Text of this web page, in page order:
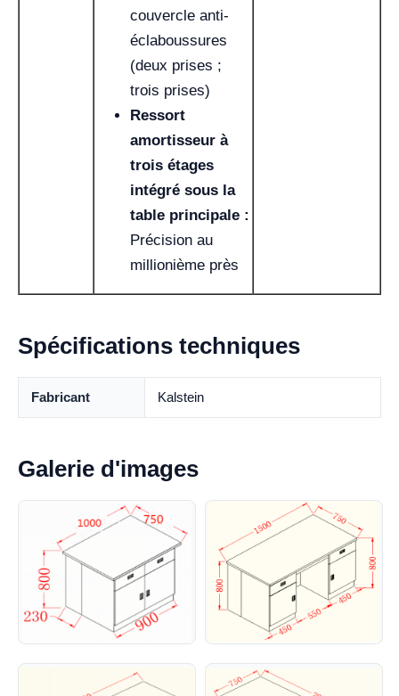
couvercle anti-
éclaboussures
(deux prises ;
trois prises)
Ressort
amortisseur à
trois étages
intégré sous la
table principale :
Précision au
millionième près
Spécifications techniques
Fabricant Kalstein
Galerie d'images